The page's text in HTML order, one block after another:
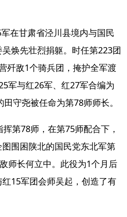
在甘肃省泾川县境内与国民
焕先壮烈捐躯。时任第223团
歼敌1个骑兵团，掩护全军渡
军与红26军、红27军合编为
守尧被任命为第78师师长。
第78师，在第75师配合下，
围困陕北的国民党东北军第
师长何立中。此役为1个月后
15军团会师吴起，创造了有